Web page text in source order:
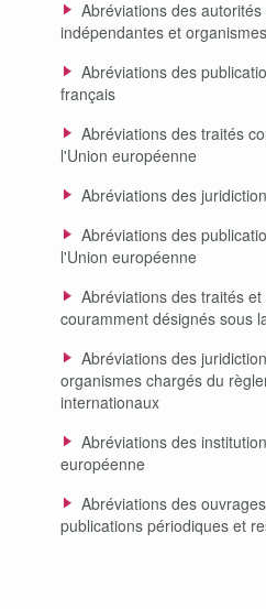
Abréviations des
indépendantes et
Abréviations des
français
Abréviations des traités
l'Union européenne
Abréviations des
Abréviations des
l'Union européenne
Abréviations des traités
couramment désignés sous
Abréviations des
organismes chargés du
internationaux
Abréviations des
européenne
Abréviations des
publications périodiques et